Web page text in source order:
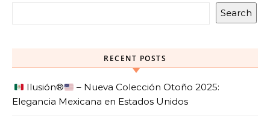
Search
RECENT POSTS
Ilusión®️
– Nueva Colección Otoño 2025:
Elegancia Mexicana en Estados Unidos